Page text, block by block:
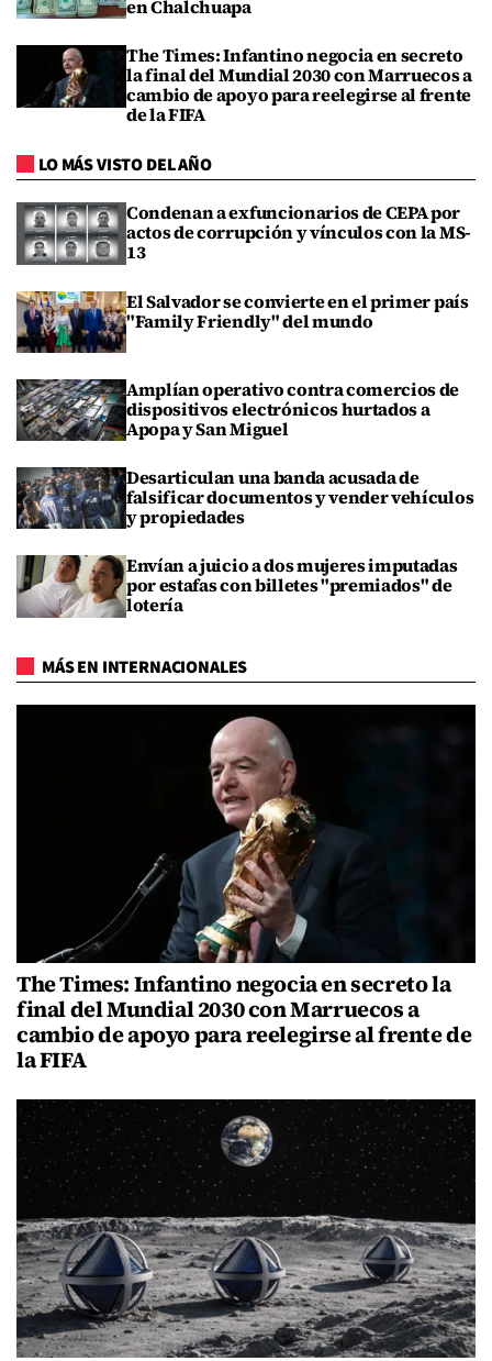
en Chalchuapa
The Times: Infantino negocia en secreto
la final del Mundial 2030 con Marruecos a
cambio de apoyo para reelegirse al frente
de la FIFA
LO MÁS VISTO DEL AÑO
Condenan a exfuncionarios de CEPA por
actos de corrupción y vínculos con la MS-
13
El Salvador se convierte en el primer país
"Family Friendly" del mundo
Amplían operativo contra comercios de
dispositivos electrónicos hurtados a
Apopa y San Miguel
Desarticulan una banda acusada de
falsificar documentos y vender vehículos
y propiedades
Envían a juicio a dos mujeres imputadas
por estafas con billetes "premiados" de
lotería
MÁS EN INTERNACIONALES
The Times: Infantino negocia en secreto la
final del Mundial 2030 con Marruecos a
cambio de apoyo para reelegirse al frente de
la FIFA